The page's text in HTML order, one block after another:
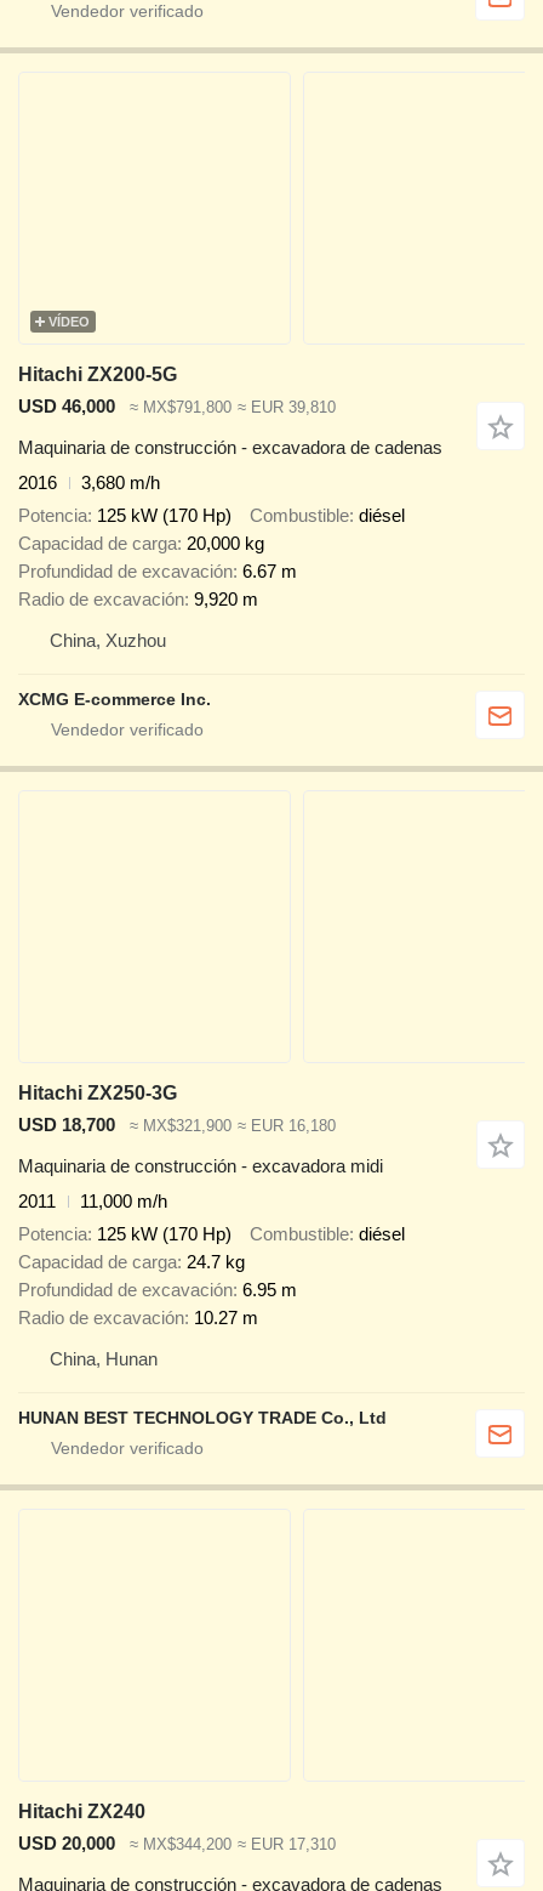
VÍDEO
Hitachi ZX200-5G
USD 46,000
≈ MX$791,800 ≈ EUR 39,810
Maquinaria de construcción - excavadora de cadenas
2016
3,680 m/h
Potencia 125 kW (170 Hp) Combustible diésel
Capacidad de carga 20,000 kg
Profundidad de excavación 6.67 m
Radio de excavación 9,920 m
China, Xuzhou
XCMG E-commerce Inc.
Hitachi ZX250-3G
USD 18,700
≈ MX$321,900 ≈ EUR 16,180
Maquinaria de construcción - excavadora midi
2011
11,000 m/h
Potencia 125 kW (170 Hp) Combustible diésel
Capacidad de carga 24.7 kg
Profundidad de excavación 6.95 m
Radio de excavación 10.27 m
China, Hunan
HUNAN BEST TECHNOLOGY TRADE Co., Ltd
Hitachi ZX240
USD 20,000
≈ MX$344,200 ≈ EUR 17,310
Maquinaria de construcción - excavadora de cadenas